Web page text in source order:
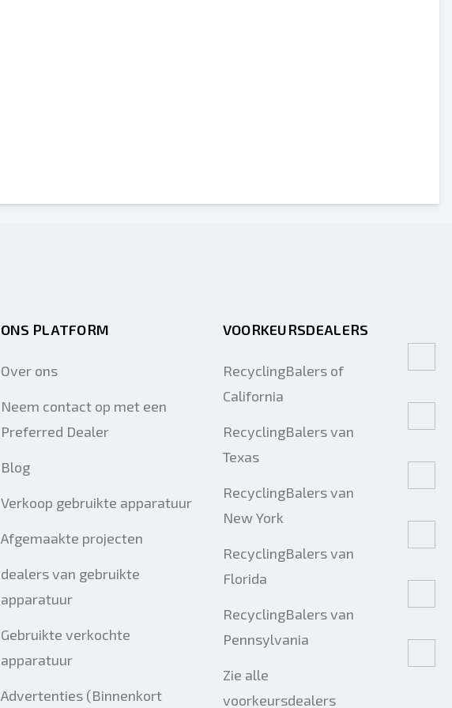
ONS PLATFORM
Over ons
Neem contact op met een
Preferred Dealer
Blog
Verkoop gebruikte apparatuur
Afgemaakte projecten
dealers van gebruikte
apparatuur
Gebruikte verkochte
apparatuur
Advertenties (Binnenkort
VOORKEURSDEALERS
RecyclingBalers of
California
RecyclingBalers van
Texas
RecyclingBalers van
New York
RecyclingBalers van
Florida
RecyclingBalers van
Pennsylvania
Zie alle
voorkeursdealers